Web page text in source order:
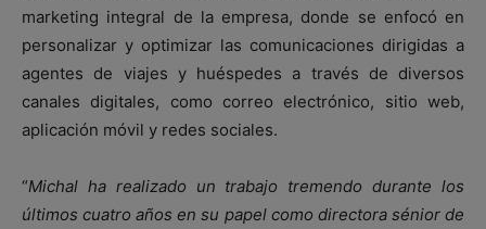
marketing integral de la empresa, donde se enfocó en
personalizar y optimizar las comunicaciones dirigidas a
agentes de viajes y huéspedes a través de diversos
canales digitales, como correo electrónico, sitio web,
aplicación móvil y redes sociales.
“Michal ha realizado un trabajo tremendo durante los
últimos cuatro años en su papel como directora sénior de